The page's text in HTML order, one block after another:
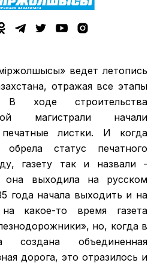
ведет летопись
отражая все этапы
В ходе строительства
магистрали начали
листки. И когда
обрела статус печатного
газету так и назвали -
она выходила на русском
года начала выходить и на
какое-то время газета
но, когда в
объединенная
дорога, это отразилось и